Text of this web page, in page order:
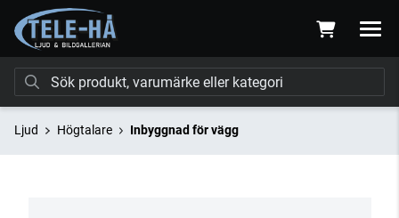
Ljud Högtalare Inbyggnad för vägg